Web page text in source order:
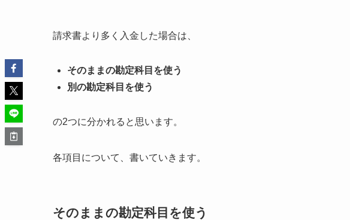
請求書より多く入金した場合は、
そのままの勘定科目を使う
別の勘定科目を使う
の2つに分かれると思います。
各項目について、書いていきます。
そのままの勘定科目を使う